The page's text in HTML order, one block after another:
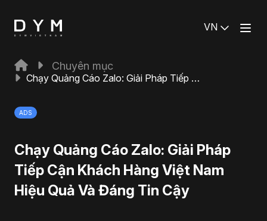
VN
Chuyên mục
Chạy Quảng Cáo Zalo: Giải Pháp Tiếp Cận Khách Hàng Việt Nam Hiệu Quả Và Đáng Tin Cậy
ADS
Chạy Quảng Cáo Zalo: Giải Pháp
Tiếp Cận Khách Hàng Việt Nam
Hiệu Quả Và Đáng Tin Cậy